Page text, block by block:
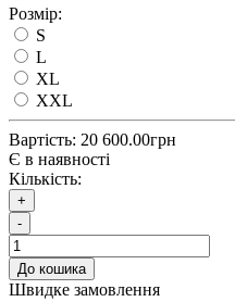
Розмір:
S
L
XL
XXL
Вартість: 20 600.00грн
Є в наявності
Кількість:
+
-
До кошика
Швидке замовлення